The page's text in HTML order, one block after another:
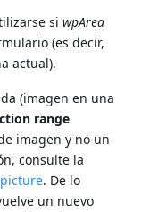
siwpArea
(es decir,
actual).
(imagen en una
range
imagen y no un
consulte la
. De lo
un nuevo